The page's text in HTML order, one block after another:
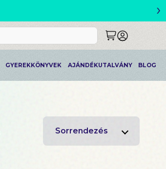
›
GYEREKKÖNYVEK AJÁNDÉKUTALVÁNY BLOG
Sorrendezés